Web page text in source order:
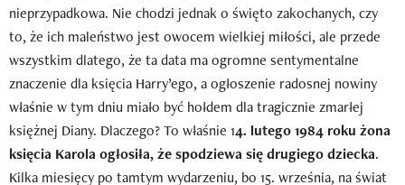
nieprzypadkowa. Nie chodzi jednak o święto zakochanych, czy
to, że ich maleństwo jest owocem wielkiej miłości, ale przede
wszystkim dlatego, że ta data ma ogromne sentymentalne
znaczenie dla księcia Harry’ego, a ogłoszenie radosnej nowiny
właśnie w tym dniu miało być hołdem dla tragicznie zmarłej
księżnej Diany. Dlaczego? To właśnie 14. lutego 1984 roku żona
księcia Karola ogłosiła, że spodziewa się drugiego dziecka.
Kilka miesięcy po tamtym wydarzeniu, bo 15. września, na świat